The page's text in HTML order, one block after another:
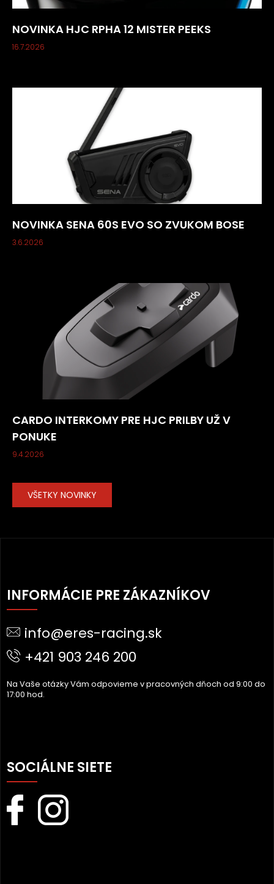
NOVINKA HJC RPHA 12 MISTER PEEKS
16.7.2026
NOVINKA SENA 60S EVO SO ZVUKOM BOSE
3.6.2026
CARDO INTERKOMY PRE HJC PRILBY UŽ V
PONUKE
9.4.2026
VŠETKY NOVINKY
Á
P
T
INFORMÁCIE PRE ZÁKAZNÍKOV
info@eres-racing.sk
+421 903 246 200
Na Vaše otázky Vám odpovieme v pracovných dňoch od 9:00 do
17:00 hod.
SOCIÁLNE SIETE